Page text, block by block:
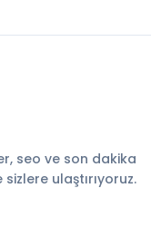
seo ve son dakika
ulaştırıyoruz.